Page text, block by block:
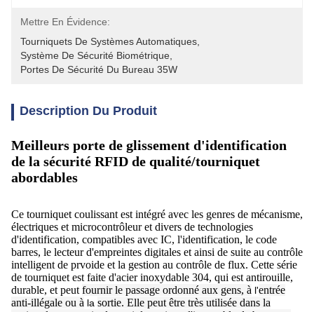
Mettre En Évidence:
Tourniquets De Systèmes Automatiques
Système De Sécurité Biométrique
Portes De Sécurité Du Bureau 35W
Description Du Produit
Meilleurs porte de glissement d'identification
de la sécurité RFID de qualité/tourniquet
abordables
Ce tourniquet coulissant est intégré avec les genres de mécanisme,
électriques et microcontrôleur et divers de technologies
d'identification, compatibles avec IC, l'identification, le code
barres, le lecteur d'empreintes digitales et ainsi de suite au contrôle
intelligent de prvoide et la gestion au contrôle de flux. Cette série
de tourniquet est faite d'acier inoxydable 304, qui est antirouille,
durable, et peut fournir le passage ordonné aux gens, à l'entrée
anti-illégale ou à la sortie. Elle peut être très utilisée dans la